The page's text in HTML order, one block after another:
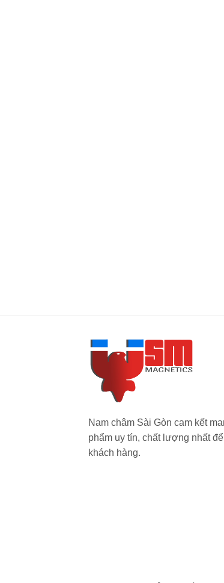
Nam châm Sài Gòn cam kết
phẩm uy tín, chất lượng nhất
khách hàng.